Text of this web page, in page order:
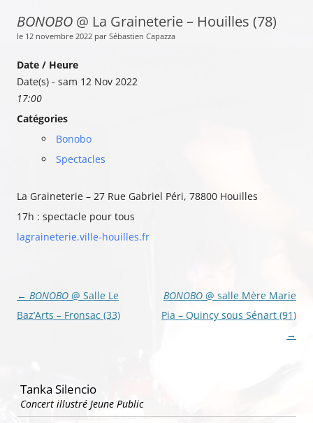
BONOBO @ La Graineterie – Houilles (78)
le 12 novembre 2022 par Sébastien Capazza
Date / Heure
Date(s) - sam 12 Nov 2022
17:00
Catégories
Bonobo
Spectacles
La Graineterie – 27 Rue Gabriel Péri, 78800 Houilles
17h : spectacle pour tous
lagraineterie.ville-houilles.fr
Navigation
des
← BONOBO @ Salle Le
Baz’Arts – Fronsac (33)
BONOBO @ salle Mère Marie
Pia – Quincy sous Sénart (91)
→
Tanka Silencio
Concert illustré Jeune Public